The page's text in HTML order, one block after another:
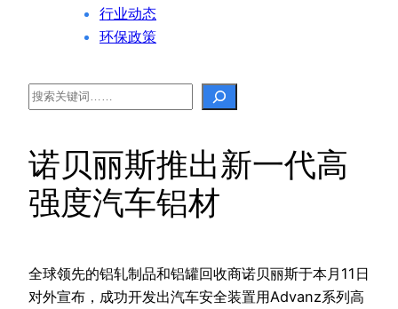
行业动态
环保政策
Search
诺贝丽斯推出新一代高
强度汽车铝材
全球领先的铝轧制品和铝罐回收商诺贝丽斯于本月11日
对外宣布，成功开发出汽车安全装置用Advanz系列高